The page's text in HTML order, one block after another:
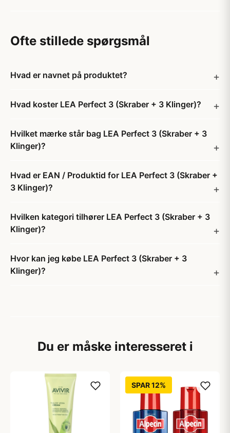
Ofte stillede spørgsmål
Hvad er navnet på produktet?
Hvad koster LEA Perfect 3 (Skraber + 3 Klinger)?
Hvilket mærke står bag LEA Perfect 3 (Skraber + 3
Klinger)?
Hvad er EAN / Produktid for LEA Perfect 3 (Skraber +
3 Klinger)?
Hvilken kategori tilhører LEA Perfect 3 (Skraber + 3
Klinger)?
Hvor kan jeg købe LEA Perfect 3 (Skraber + 3
Klinger)?
Du er måske interesseret i
SPAR 12%